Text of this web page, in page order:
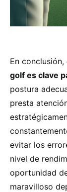
En conclusión,
golf es clave
postura
presta
evitar los
nivel de
oportunidad
maravilloso